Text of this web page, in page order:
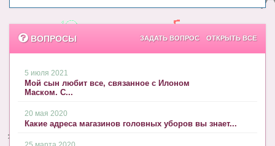
ВОПРОСЫ ОТКРЫТЬ ВСЕ
ЗАДАТЬ ВОПРОС
5 июля 2021
Мой сын любит все, связанное с Илоном
Маском. С...
20 мая 2020
Какие адреса магазинов головных уборов вы знает...